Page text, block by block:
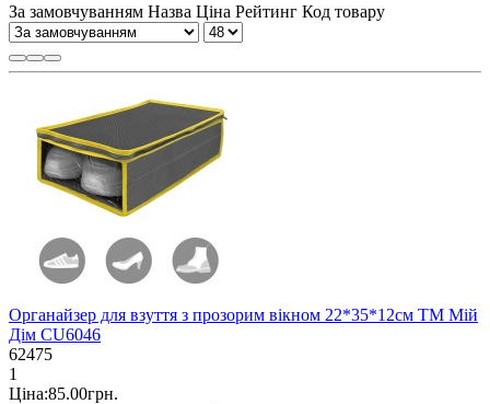
За замовчуванням Назва Ціна Рейтинг Код товару
Органайзер для взуття з прозорим вікном 22*35*12см ТМ Мій
Дім CU6046
62475
1
Ціна:85.00грн.